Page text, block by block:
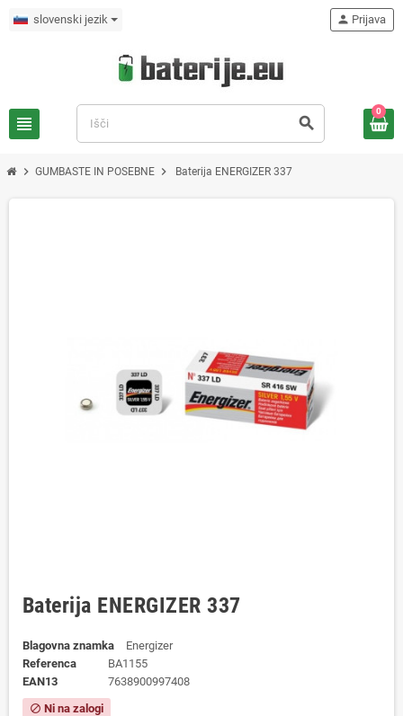
slovenski jezik
view_headline search
person Prijava
0
chevron_right GUMBASTE IN POSEBNE chevron_right Baterija ENERGIZER 337
Baterija ENERGIZER 337
Blagovna znamka
Energizer
Referenca
BA1155
EAN13
7638900997408
block Ni na zalogi